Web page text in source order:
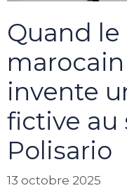
Quand
invente
fictive au
Polisario
13 octobre 2025